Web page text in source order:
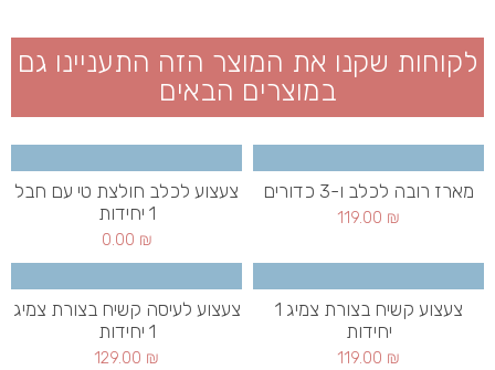
לקוחות שקנו את המוצר הזה התעניינו גם
במוצרים הבאים
מארז רובה לכלב ו-3 כדורים
119.00 ₪
צעצוע לכלב חולצת טי עם חבל
1 יחידות
0.00 ₪
צעצוע קשיח בצורת צמיג 1
יחידות
119.00 ₪
צעצוע לעיסה קשיח בצורת צמיג
1 יחידות
129.00 ₪